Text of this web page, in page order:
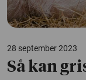
28 september 2023
Så kan